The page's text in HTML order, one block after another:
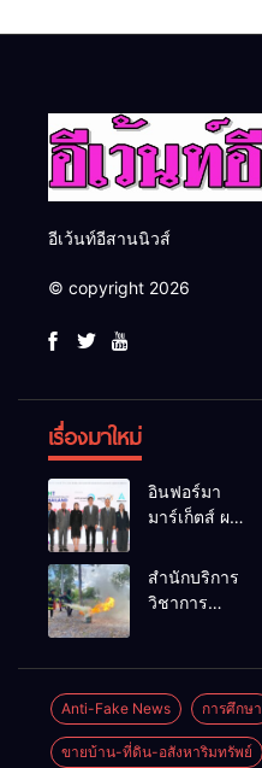
อีเว้นท์อีสานนิวส์
© copyright 2026
เรื่องมาใหม่
อินฟอร์มา
มาร์เก็ตส์ ผนึก
ธุรกิจท่อง
เที่ยว-บริการ
Thailand
2026 เชื่อม 4
งานใหญ่
สร้างโอกาส
สำนักบริการ
วิชาการ
เพลิงขั้นต้น”
ยกระดับ
ศักยภาพเจ้า
Anti-Fake News การศึกษา
ขายบ้าน-ที่ดิน-อสังหาริมทรัพย์